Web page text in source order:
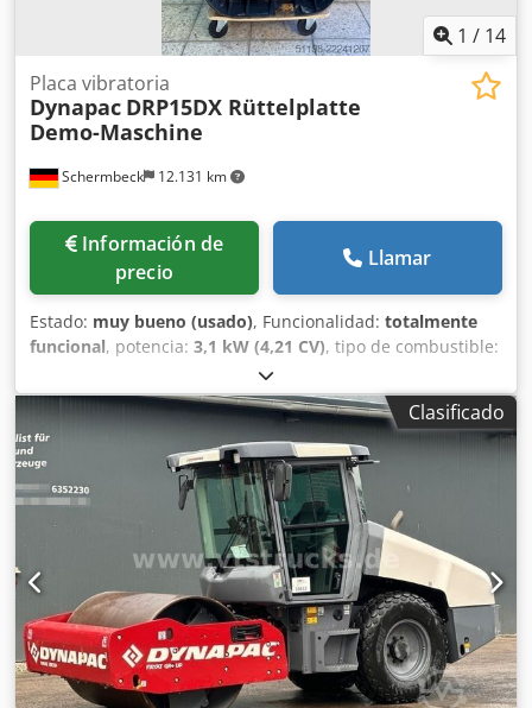
1 / 14
Schermbeck 12.131 km
Placa vibratoria
Dynapac DRP15DX Rüttelplatte
Demo-Maschine
Información de
precio
Llamar
Estado: muy bueno (usado), Funcionalidad: totalmente
funcional, potencia: 3,1 kW (4,21 CV), tipo de combustible:
, peso operativo:
fabricación:2024, Equipamiento:UVV, Dynapac DRP15DX
placa vibratoria – máquina de demostración | Año 2024 |
25 kN fuerza centrífuga | 500 mm ancho de trabajo | Hatz
Diesel 1B20 con 3,1 kW | 155 kg peso operativo | 85 Hz
frecuencia | equivalente a Bomag BPR 25/50 D Datos
técnicos: Fabricante: Dynapac Modelo: DRP15DX Estado:
Máquina de demostración Año de fabricación: 2024 Peso
operativo: 155 kg Frecuencia: 85 Hz Fuerza centrífuga: 25
kN Ancho de trabajo: 500 mm Motor: Hatz Diesel 1B20
Potencia del motor: 3,1 kW Combustible: Diésel Sistema de
arranque: Arranque por inversión Clase de compactación:
Compactación media Aspectos destacados y equipamiento:
- Máquina de demostración en estado prácticamente
Clasificado